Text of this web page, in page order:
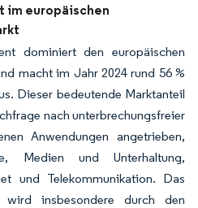
im europäischen
dominiert den europäischen
macht im Jahr 2024 rund 56 %
Dieser bedeutende Marktanteil
nach unterbrechungsfreier
Anwendungen angetrieben,
Medien und Unterhaltung,
und Telekommunikation. Das
wird insbesondere durch den